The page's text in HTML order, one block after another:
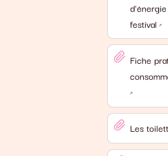
festival
Fiche
Les